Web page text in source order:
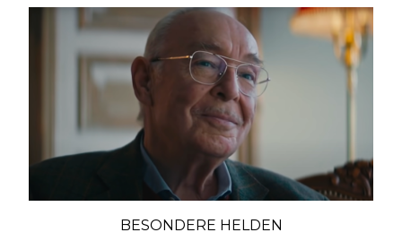
BESONDERE HELDEN